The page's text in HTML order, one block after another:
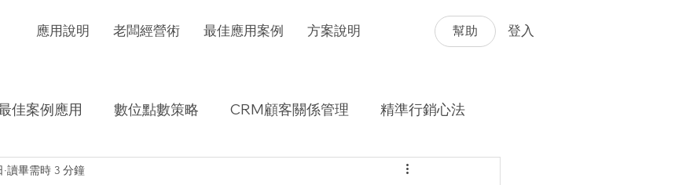
應用說明 老闆經營術 最佳應用案例 方案說明 幫助 登入
佳案例應用 數位點數策略 CRM顧客關係管理 精準行銷心法
及趨勢
讀畢需時 3 分鐘